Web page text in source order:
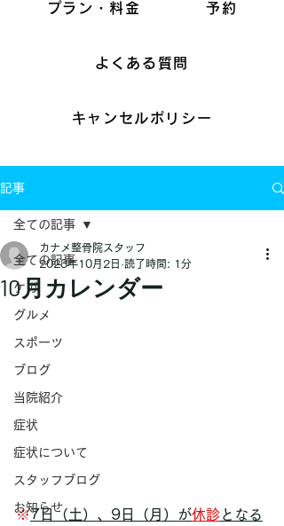
プラン・料金 予約
よくある質問
キャンセルポリシー
記事
全ての記事
ケガ
グルメ
スポーツ
ブログ
当院紹介
症状
症状について
スタッフブログ
お知らせ
全ての記事
10月カレンダー
カナメ整骨院スタッフ
2023年10月2日 読了時間: 1分
※7日（土）、9日（月）が休診となる